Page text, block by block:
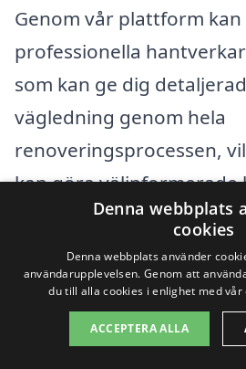
Genom vår plattform
professionella
som kan ge dig
vägledning genom hela
renoveringsprocessen,
kan göra välinformerade
Få 3 erbjudanden,
förpliktelser
Denna webbplats
cookies
Denna webbplats använder
användarupplevelsen. Genom att
du till alla cookies i enlighet med vår
ACCEPTERA ALLA